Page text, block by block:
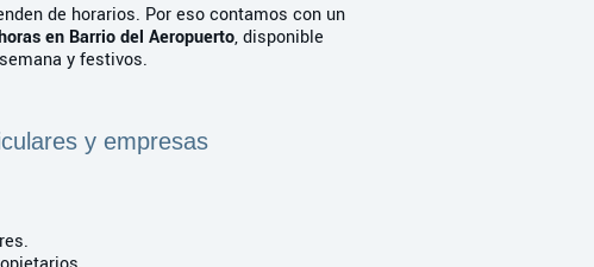
y empresas
de horarios. Por eso contamos con un
en Barrio del Aeropuerto, disponible
y festivos.